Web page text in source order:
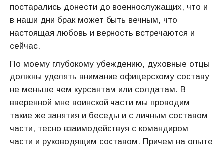
постарались донести до военнослужащих, что и
в наши дни брак может быть вечным, что
настоящая любовь и верность встречаются и
сейчас.
По моему глубокому убеждению, духовные отцы
должны уделять внимание офицерскому составу
не меньше чем курсантам или солдатам. В
вверенной мне воинской части мы проводим
такие же занятия и беседы и с личным составом
части, тесно взаимодействуя с командиром
части и руководящим составом. Причем на опыте